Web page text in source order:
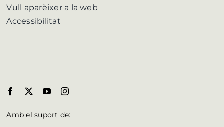
Vull aparèixer a la web
Accessibilitat
Amb el suport de: